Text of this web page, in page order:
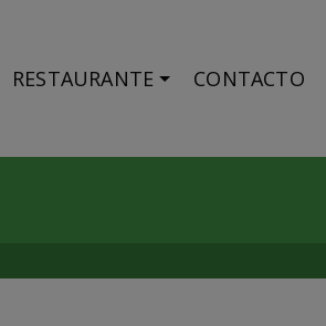
RESTAURANTE CONTACTO